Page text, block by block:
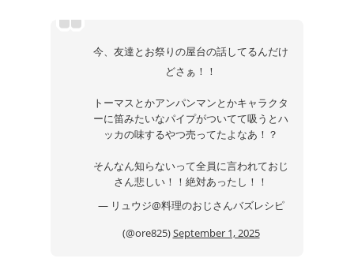
今、友達とお祭りの屋台の話してるんだけ
どさぁ！！
トーマスとかアンパンマンとかキャラクタ
ーに笛みたいなパイプがついてて吸うとハ
ッカの味するやつ売ってたよなあ！？
そんなん知らないって全員に言われておじ
さん悲しい！！絶対あったし！！
— リュウジ@料理のおじさんバズレシピ
(@ore825)September 1, 2025